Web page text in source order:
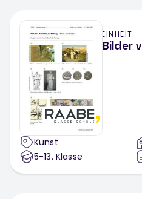
EINHEIT
Bilder
Kunst
5-13. Klasse